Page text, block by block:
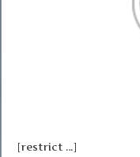
[restrict …]